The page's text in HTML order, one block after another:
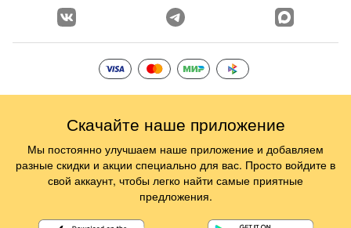
Скачайте наше приложение
Мы постоянно улучшаем наше приложение и добавляем
разные скидки и акции специально для вас. Просто войдите в
свой аккаунт, чтобы легко найти самые приятные
предложения.